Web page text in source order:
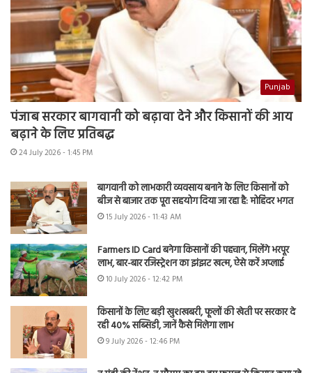
Punjab
पंजाब सरकार बागवानी को बढ़ावा देने और किसानों की आय
बढ़ाने के लिए प्रतिबद्ध
24 July 2026 - 1:45 PM
बागवानी को लाभकारी व्यवसाय बनाने के लिए किसानों को
बीज से बाजार तक पूरा सहयोग दिया जा रहा है: मोहिंदर भगत
15 July 2026 - 11:43 AM
Farmers ID Card बनेगा किसानों की पहचान, मिलेंगे भरपूर
लाभ, बार-बार रजिस्ट्रेशन का झंझट खत्म, ऐसे करें अप्लाई
10 July 2026 - 12:42 PM
किसानों के लिए बड़ी खुशखबरी, फूलों की खेती पर सरकार दे
रही 40% सब्सिडी, जानें कैसे मिलेगा लाभ
9 July 2026 - 12:46 PM